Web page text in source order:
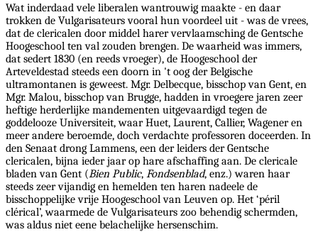
Wat inderdaad vele liberalen wantrouwig maakte - en daar
trokken de Vulgarisateurs vooral hun voordeel uit - was de vrees,
dat de clericalen door middel harer vervlaamsching de Gentsche
Hoogeschool ten val zouden brengen. De waarheid was immers,
dat sedert 1830 (en reeds vroeger), de Hoogeschool der
Arteveldestad steeds een doorn in 't oog der Belgische
ultramontanen is geweest. Mgr. Delbecque, bisschop van Gent, en
Mgr. Malou, bisschop van Brugge, hadden in vroegere jaren zeer
heftige herderlijke mandementen uitgevaardigd tegen de
goddelooze Universiteit, waar Huet, Laurent, Callier, Wagener en
meer andere beroemde, doch verdachte professoren doceerden. In
den Senaat drong Lammens, een der leiders der Gentsche
clericalen, bijna ieder jaar op hare afschaffing aan. De clericale
bladen van Gent (Bien Public, Fondsenblad, enz.) waren haar
steeds zeer vijandig en hemelden ten haren nadeele de
bisschoppelijke vrije Hoogeschool van Leuven op. Het ‘péril
clérical’, waarmede de Vulgarisateurs zoo behendig schermden,
was aldus niet eene belachelijke hersenschim.